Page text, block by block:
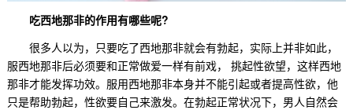
吃西地那非的作用有哪些呢?
很多人以为，只要吃了西地那非就会有勃起，实际上并非如此，
服西地那非后必须要和正常做爱一样有前戏， 挑起性欲望，这样西地
那非才能发挥功效。服用西地那非本身并不能引起或者提高性欲，他
只是帮助勃起，性欲要自己来激发。在勃起正常状况下，男人自然会